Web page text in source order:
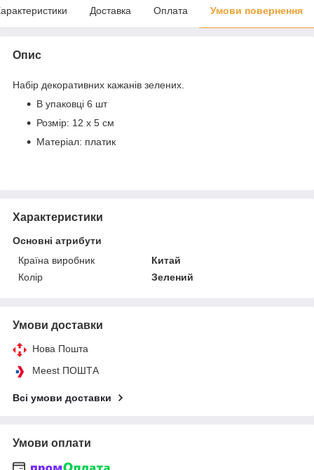
Доставка Оплата Умови повернення
Опис
Набір декоративних кажанів зелених.
В упаковці 6 шт
Розмір: 12 х 5 см
Матеріал: платик
Характеристики
Основні атрибути
Країна виробник
Китай
Колір
Зелений
Умови доставки
Нова Пошта
Meest ПОШТА
Всі умови доставки
Умови оплати